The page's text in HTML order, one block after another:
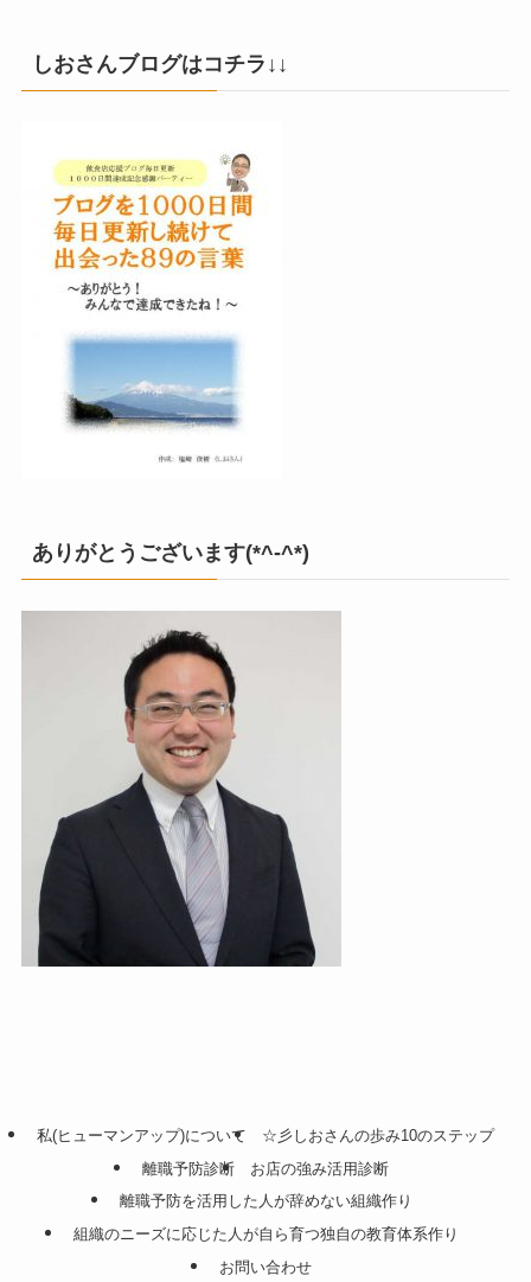
しおさんブログはコチラ↓↓
ありがとうございます(*^-^*)
私(ヒューマンアップ)について
☆彡しおさんの歩み10のステップ
離職予防診断
お店の強み活用診断
離職予防を活用した人が辞めない組織作り
組織のニーズに応じた人が自ら育つ独自の教育体系作り
お問い合わせ